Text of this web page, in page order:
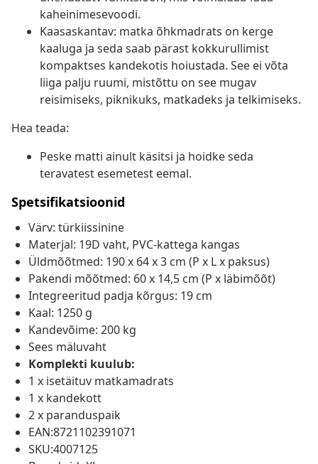
kaheinimesevoodi.
Kaasaskantav: matka õhkmadrats on kerge
kaaluga ja seda saab pärast kokkurullimist
kompaktses kandekotis hoiustada. See ei võta
liiga palju ruumi, mistõttu on see mugav
reisimiseks, piknikuks, matkadeks ja telkimiseks.
Hea teada:
Peske matti ainult käsitsi ja hoidke seda
teravatest esemetest eemal.
Spetsifikatsioonid
Värv: türkiissinine
Materjal: 19D vaht, PVC-kattega kangas
Üldmõõtmed: 190 x 64 x 3 cm (P x L x paksus)
Pakendi mõõtmed: 60 x 14,5 cm (P x läbimõõt)
Integreeritud padja kõrgus: 19 cm
Kaal: 1250 g
Kandevõime: 200 kg
Sees mäluvaht
Komplekti kuulub:
1 x isetäituv matkamadrats
1 x kandekott
2 x paranduspaik
EAN:8721102391071
SKU:4007125